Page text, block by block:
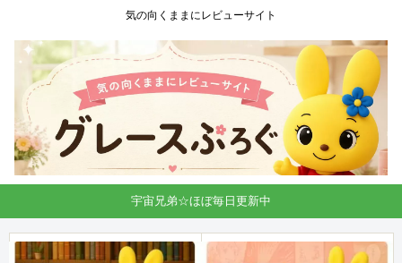
気の向くままにレビューサイト
宇宙兄弟☆ほぼ毎日更新中